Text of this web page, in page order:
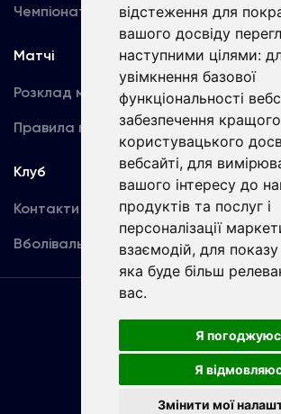
відстеження для
вашого досвіду
наступними цілями:
увімкнення базової
функціональності
забезпечення кращого
користувацького
вебсайті, для
вашого інтересу до
продуктів та послуг і
персоналізації
взаємодій, для
яка буде більш
вас.
Я
Я
Змінити мої
Чемпіонат України
Матчі
Розклад матчів
Правила поведінки
Команда
Перша
U19
Клуб
Контакти
Вболівальникам
Угода
користувача
Copyright © ФК «Динамо» Київ